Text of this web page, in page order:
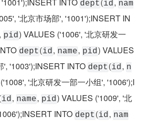
dept id
nam
'北京市场部', '1001');INSERT IN
, pid) VALUES ('1006', '北京研发一
dept (id, name, pid) VALUES
', '1003');INSERT INTO dept (id, n
'北京研发一部一小组', '1006');I
id, name, pid) VALUES ('1009', '北
INTO dept (id, nam